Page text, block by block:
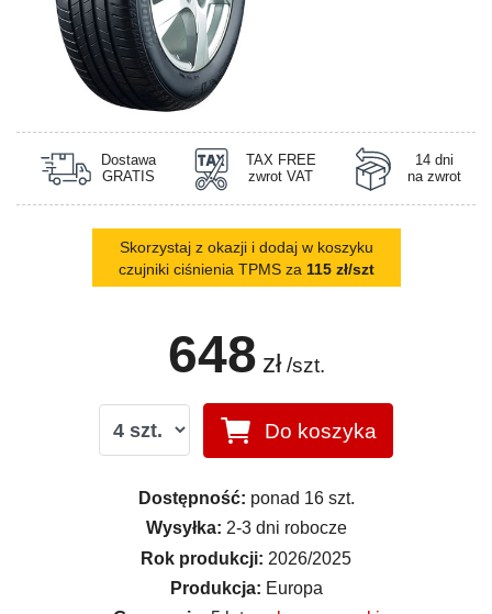
Dostawa
GRATIS
TAX FREE
zwrot VAT
14 dni
na zwrot
Skorzystaj z okazji i dodaj w koszyku
czujniki ciśnienia TPMS za 115 zł/szt
648 zł /szt.
Do koszyka
Dostępność: ponad 16 szt.
Wysyłka: 2-3 dni robocze
Rok produkcji: 2026/2025
Produkcja: Europa